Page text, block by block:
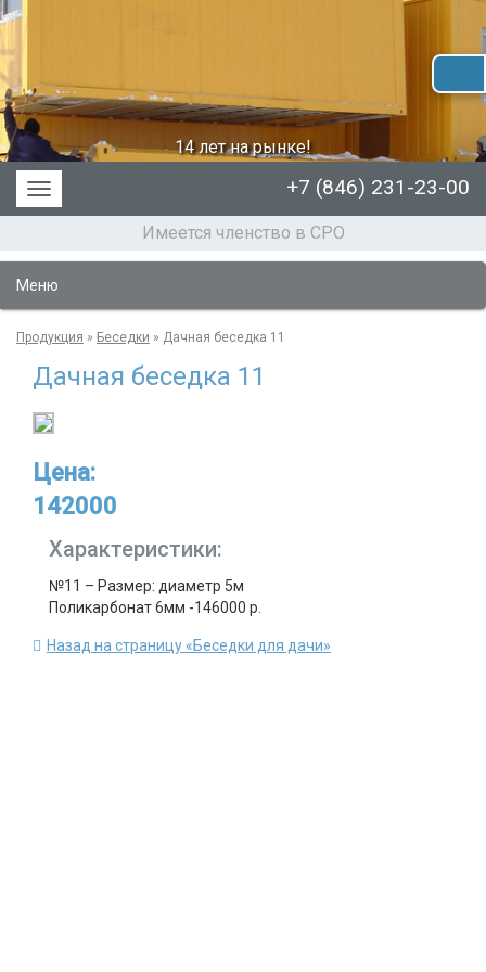
14 лет на рынке!
Меню +7 (846) 231-23-00
Имеется членство в СРО
Меню
Продукция » Беседки » Дачная беседка 11
Дачная беседка 11
Цена:
142000
Характеристики:
№11 – Размер: диаметр 5м
Поликарбонат 6мм -146000 р.
Назад на страницу «Беседки для дачи»